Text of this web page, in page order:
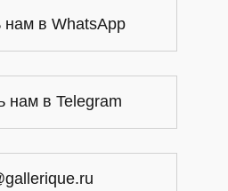
нам в WhatsApp
нам в Telegram